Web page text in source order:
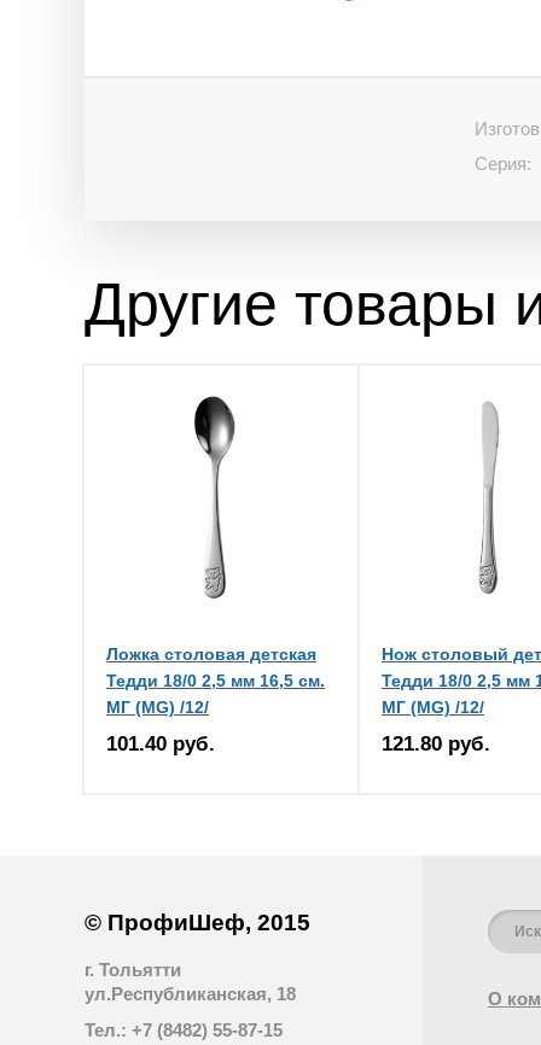
Серия:
Другие товары
Ложка столовая детская
Тедди 18/0 2,5 мм 16,5 см.
МГ (MG) /12/
101.40 руб.
Нож столовый
Тедди 18/0 2,5 мм
МГ (MG) /12/
121.80 руб.
© ПрофиШеф, 2015
г. Тольятти
ул.Республиканская, 18
Тел.: +7 (8482) 55-87-15
О